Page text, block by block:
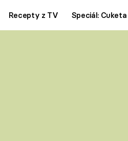
Recepty z TV Speciál: Cuketa